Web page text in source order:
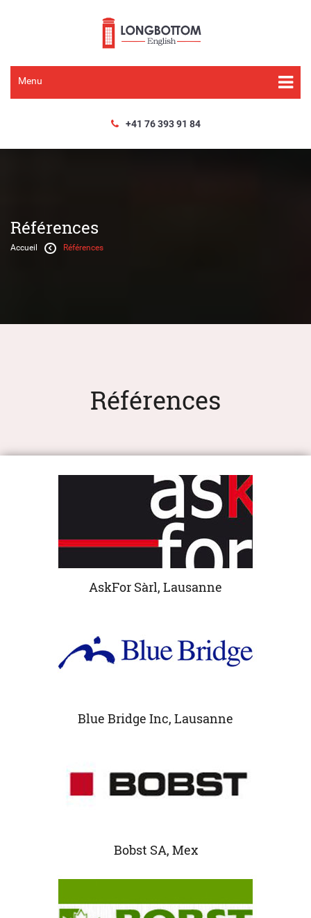
Menu
+41 76 393 91 84
Références
Accueil Références
Références
AskFor Sàrl, Lausanne
Blue Bridge Inc, Lausanne
Bobst SA, Mex